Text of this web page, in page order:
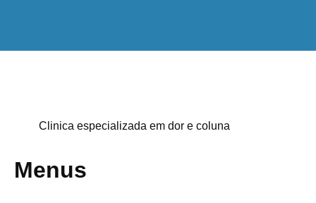
Clinica especializada em dor e coluna
Menus